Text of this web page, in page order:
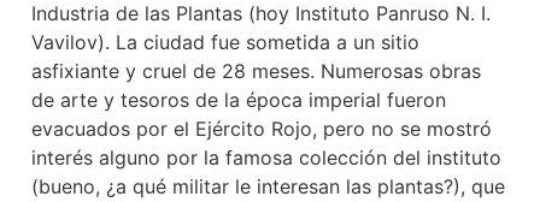
Industria de las Plantas (hoy Instituto Panruso N. I.
Vavilov). La ciudad fue sometida a un sitio
asfixiante y cruel de 28 meses. Numerosas obras
de arte y tesoros de la época imperial fueron
evacuados por el Ejército Rojo, pero no se mostró
interés alguno por la famosa colección del instituto
(bueno, ¿a qué militar le interesan las plantas?), que